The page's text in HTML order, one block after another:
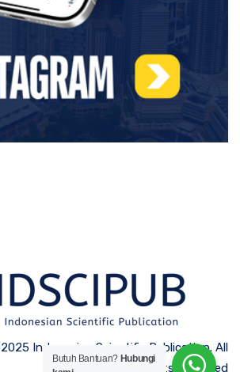
Indonesian Scientific Publication. All
Rights Reserved
Butuh Bantuan? Hubungi